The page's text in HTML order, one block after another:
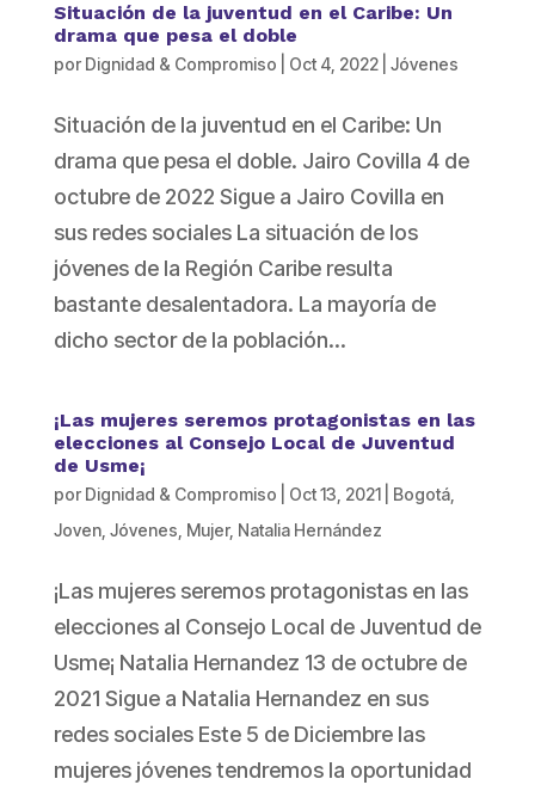
Situación de la juventud en el Caribe: Un
drama que pesa el doble
por Dignidad & Compromiso Oct 4, 2022| Jóvenes
Situación de la juventud en el Caribe: Un
drama que pesa el doble. Jairo Covilla 4 de
octubre de 2022 Sigue a Jairo Covilla en
sus redes sociales La situación de los
jóvenes de la Región Caribe resulta
bastante desalentadora. La mayoría de
dicho sector de la población...
¡Las mujeres seremos protagonistas en las
elecciones al Consejo Local de Juventud
de Usme¡
por Dignidad & Compromiso Oct 13, 2021| Bogotá,
Joven, Jóvenes Mujer, Natalia Hernández
¡Las mujeres seremos protagonistas en las
elecciones al Consejo Local de Juventud de
Usme¡ Natalia Hernandez 13 de octubre de
2021 Sigue a Natalia Hernandez en sus
redes sociales Este 5 de Diciembre las
mujeres jóvenes tendremos la oportunidad